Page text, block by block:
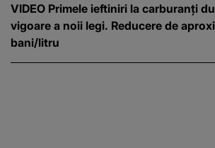
VIDEO Primele ieftiniri la carburanți
vigoare a noii legi. Reducere de
bani/litru